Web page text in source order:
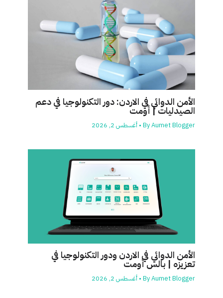
الأمن الدوائي في الاردن: دور التكنولوجيا في دعم
الصيدليات | أومت
ByAumet Blogger
•أغسطس 2, 2026
الأمن الدوائي في الاردن ودور التكنولوجيا في
تعزيزه | بالس أومت
ByAumet Blogger
•أغسطس 2, 2026